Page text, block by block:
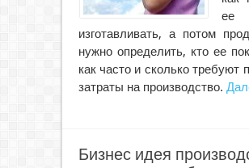
ее
изготавливать, а потом
нужно определить, кто ее
как часто и сколько требуют
затраты на производство.
Бизнес идея